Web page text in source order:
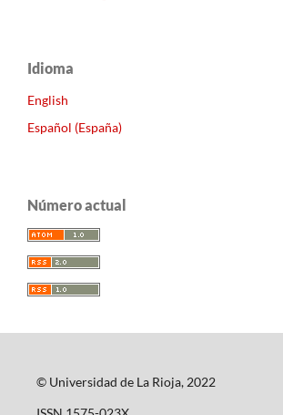
Idioma
English
Español (España)
Número actual
© Universidad de La Rioja, 2022